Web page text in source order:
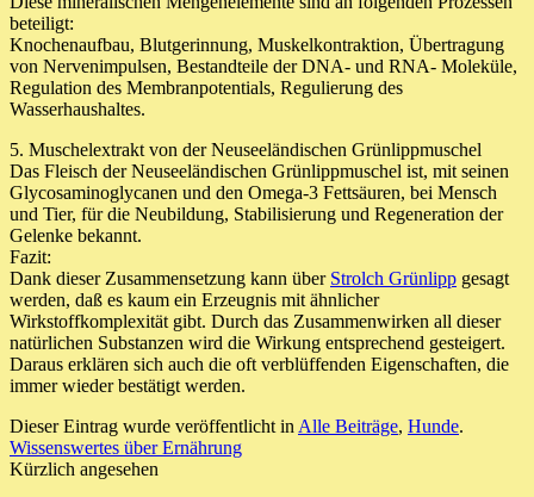
beteiligt:
Knochenaufbau, Blutgerinnung, Muskelkontraktion, Übertragung
von Nervenimpulsen, Bestandteile der DNA- und RNA- Moleküle,
Regulation des Membranpotentials, Regulierung des
Wasserhaushaltes.
5. Muschelextrakt von der Neuseeländischen Grünlippmuschel
Das Fleisch der Neuseeländischen Grünlippmuschel ist, mit seinen
Glycosaminoglycanen und den Omega-3 Fettsäuren, bei Mensch
und Tier, für die Neubildung, Stabilisierung und Regeneration der
Gelenke bekannt.
Fazit:
Dank dieser Zusammensetzung kann über Strolch Grünlipp gesagt
werden, daß es kaum ein Erzeugnis mit ähnlicher
Wirkstoffkomplexität gibt. Durch das Zusammenwirken all dieser
natürlichen Substanzen wird die Wirkung entsprechend gesteigert.
Daraus erklären sich auch die oft verblüffenden Eigenschaften, die
immer wieder bestätigt werden.
Dieser Eintrag wurde veröffentlicht in Alle Beiträge, Hunde.
Wissenswertes über Ernährung
Kürzlich angesehen